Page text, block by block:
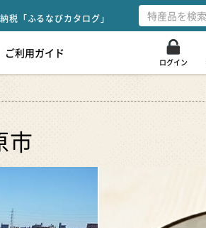
税「ふるなびカタログ」
ご利用ガイド
ログイン
市